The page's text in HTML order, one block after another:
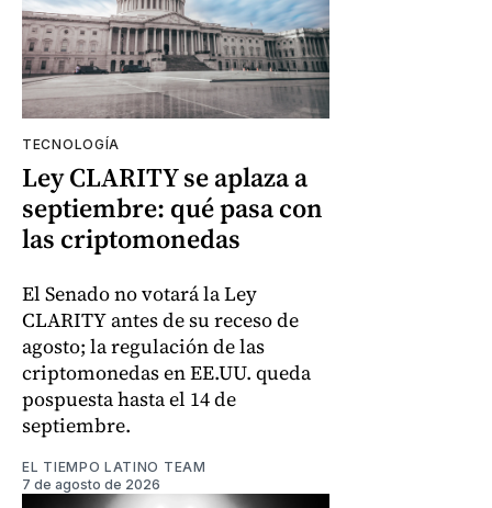
TECNOLOGÍA
Ley CLARITY se aplaza a
septiembre: qué pasa con
las criptomonedas
El Senado no votará la Ley
CLARITY antes de su receso de
agosto; la regulación de las
criptomonedas en EE.UU. queda
pospuesta hasta el 14 de
septiembre.
EL TIEMPO LATINO TEAM
7 de agosto de 2026